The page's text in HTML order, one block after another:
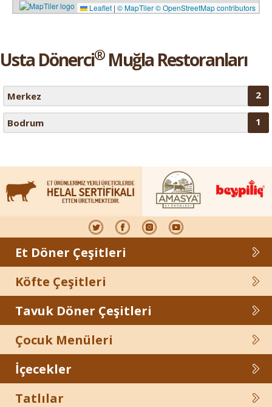
Leaflet | © MapTiler© OpenStreetMap contributors
Usta Dönerci®Muğla Restoranları
Merkez 2
Bodrum 1
Et Döner Çeşitleri
Köfte Çeşitleri
Tavuk Döner Çeşitleri
Çocuk Menüleri
İçecekler
Tatlılar